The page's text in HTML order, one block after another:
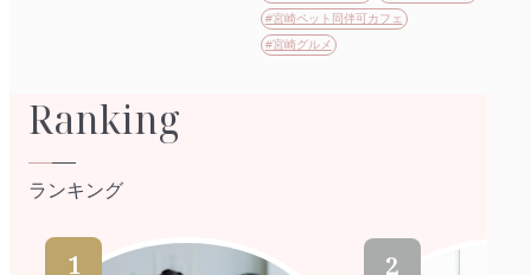
#宮崎ペット同伴可カフェ
#宮崎グルメ
Ranking
ランキング